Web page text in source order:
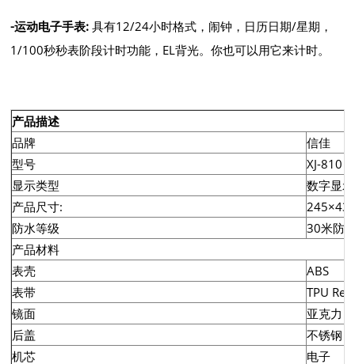
-运动电子手表: 具有12/24小时格式，闹钟，日历日期/星期，
1/100秒秒表阶段计时功能，EL背光。你也可以用它来计时。
产品描述
品牌
信佳
型号
XJ-810
显示类型
数字显示
产品尺寸:
防水等级
30米防
产品材料
表壳
ABS
表带
TPU
镜面
亚克力
后盖
不锈钢
机芯
电子